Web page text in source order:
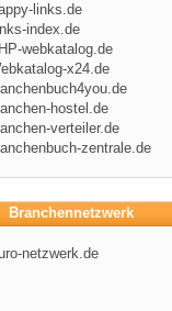
links.de
index.de
webkatalog.de
x24.de
hostel.de
verteiler.de
zentrale.de
Branchennetzwerk
netzwerk.de